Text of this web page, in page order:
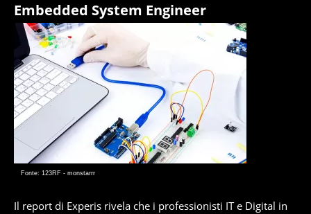
Embedded System Engineer
Fonte: 123RF - monstarrr
Il report di Experis rivela che i professionisti IT e Digital in